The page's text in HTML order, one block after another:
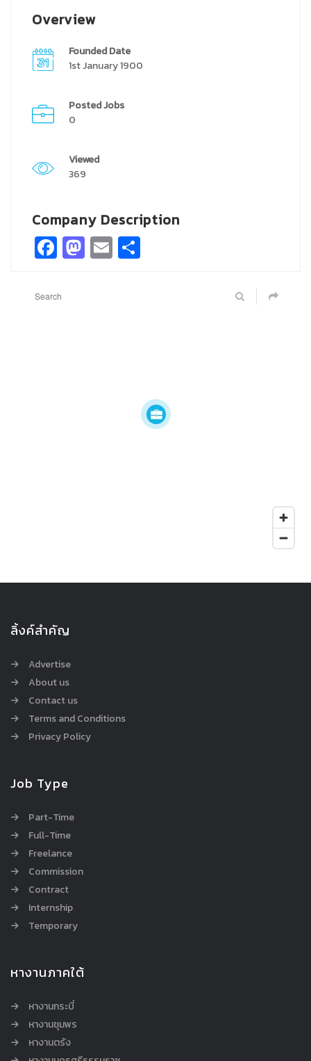
Overview
Founded Date
1st January 1900
Posted Jobs
0
Viewed
369
Company Description
Facebook
Mastodon
Email
ลิ้งค์สำคัญ
Advertise
About us
Contact us
Terms and Conditions
Privacy Policy
Job Type
Part-Time
Full-Time
Freelance
Commission
Contract
Internship
Temporary
หางานภาคใต้
หางานกระบี่
หางานชุมพร
หางานตรัง